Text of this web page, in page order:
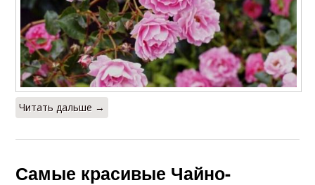
Читать дальше →
Самые красивые Чайно-